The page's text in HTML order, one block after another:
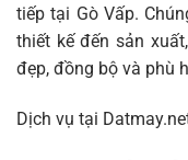
tiếp tại Gò Vấp.
thiết kế đến sản
đẹp, đồng bộ và phù
Dịch vụ tại